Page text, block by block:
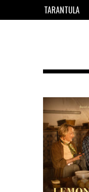
TARANTULA